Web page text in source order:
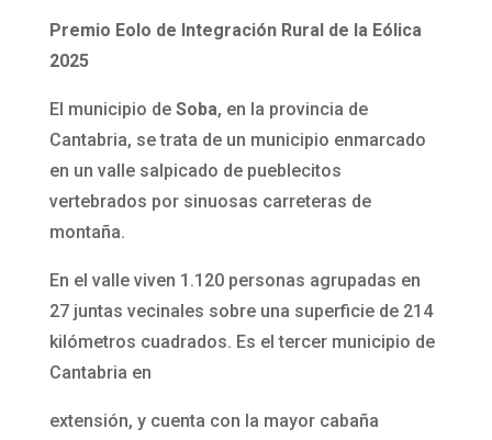
Premio Eolo de Integración Rural de la Eólica
2025
El municipio de Soba, en la provincia de
Cantabria, se trata de un municipio enmarcado
en un valle salpicado de pueblecitos
vertebrados por sinuosas carreteras de
montaña.
En el valle viven 1.120 personas agrupadas en
27 juntas vecinales sobre una superficie de 214
kilómetros cuadrados. Es el tercer municipio de
Cantabria en
extensión, y cuenta con la mayor cabaña